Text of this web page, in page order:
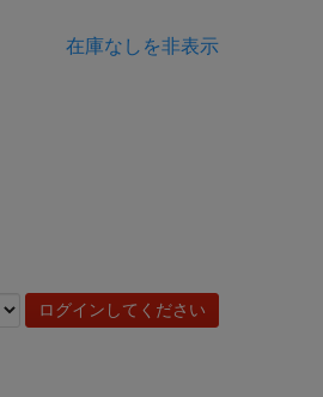
在庫なしを非表示
ログインしてください